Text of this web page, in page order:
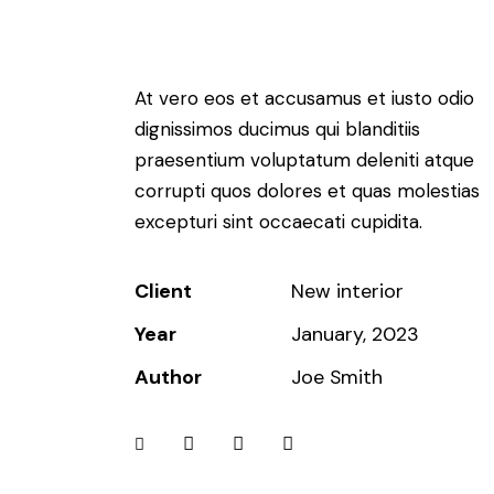
At vero eos et accusamus et iusto odio
dignissimos ducimus qui blanditiis
praesentium voluptatum deleniti atque
corrupti quos dolores et quas molestias
excepturi sint occaecati cupidita.
Client
New interior
Year
January, 2023
Author
Joe Smith